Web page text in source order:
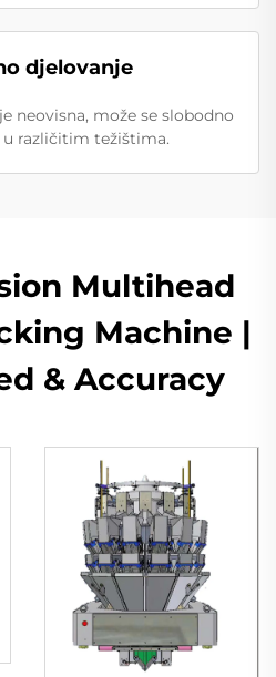
djelovanje
neovisna, može se slobodno
različitim težištima.
Multihead
Machine |
& Accuracy